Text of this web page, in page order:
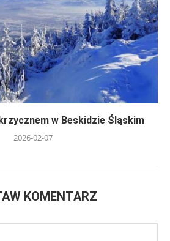
w Beskidzie Śląskim
2026-02-07
KOMENTARZ